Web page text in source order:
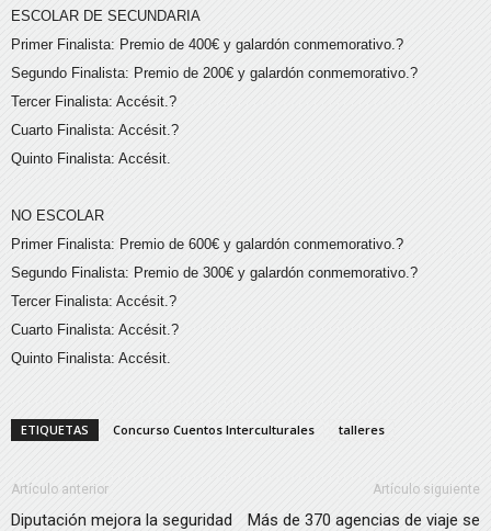
ESCOLAR DE SECUNDARIA
Primer Finalista: Premio de 400€ y galardón conmemorativo.?
Segundo Finalista: Premio de 200€ y galardón conmemorativo.?
Tercer Finalista: Accésit.?
Cuarto Finalista: Accésit.?
Quinto Finalista: Accésit.
NO ESCOLAR
Primer Finalista: Premio de 600€ y galardón conmemorativo.?
Segundo Finalista: Premio de 300€ y galardón conmemorativo.?
Tercer Finalista: Accésit.?
Cuarto Finalista: Accésit.?
Quinto Finalista: Accésit.
ETIQUETAS Concurso Cuentos Interculturales talleres
Artículo anterior
Diputación mejora la seguridad
Artículo siguiente
Más de 370 agencias de viaje se